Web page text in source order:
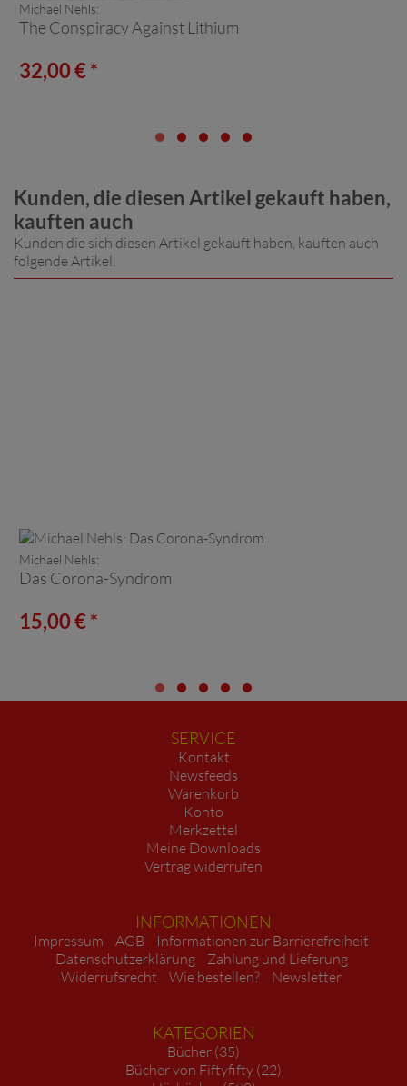
Michael Nehls:
The Conspiracy Against Lithium
32,00 € *
Kunden, die diesen Artikel gekauft haben,
kauften auch
Kunden die sich diesen Artikel gekauft haben, kauften auch
folgende Artikel.
Michael Nehls:
Das Corona-Syndrom
15,00 € *
SERVICE
Kontakt
Newsfeeds
Warenkorb
Konto
Merkzettel
Meine Downloads
Vertrag widerrufen
INFORMATIONEN
Impressum AGB
Informationen zur Barrierefreiheit
Datenschutzerklärung
Zahlung und Lieferung
Widerrufsrecht
Wie bestellen? Newsletter
KATEGORIEN
Bücher (35)
Bücher von Fiftyfifty (22)